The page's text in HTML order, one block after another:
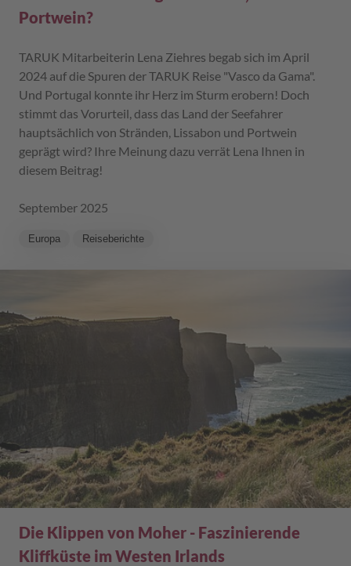
Portwein?
TARUK Mitarbeiterin Lena Ziehres begab sich im April
2024 auf die Spuren der TARUK Reise "Vasco da Gama".
Und Portugal konnte ihr Herz im Sturm erobern! Doch
stimmt das Vorurteil, dass das Land der Seefahrer
hauptsächlich von Stränden, Lissabon und Portwein
geprägt wird? Ihre Meinung dazu verrät Lena Ihnen in
diesem Beitrag!
September 2025
Europa Reiseberichte
Die Klippen von Moher - Faszinierende
Kliffküste im Westen Irlands